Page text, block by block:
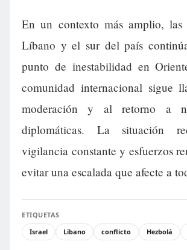
En un contexto más amplio, las
Líbano y el sur del país
punto de inestabilidad en
comunidad internacional sigue
moderación y al retorno a
diplomáticas. La situación
vigilancia constante y esfuerzos
evitar una escalada que afecte a
ETIQUETAS
Israel
Líbano conflicto Hezbolá